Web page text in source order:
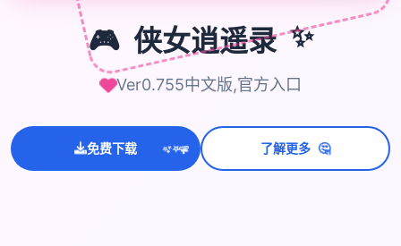
🎮 侠女逍遥录 ✨
Ver0.755中文版,官方入口
免费下载 ✨⭐💫 了解更多 🤔